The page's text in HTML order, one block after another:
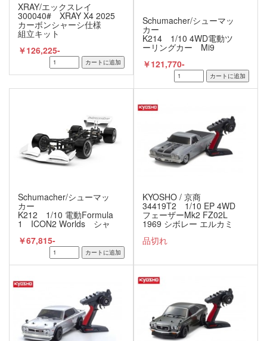
XRAY/エックスレイ
300040# XRAY X4 2025
カーボンシャーシ仕様
組立キット
￥126,225-
Schumacher/シューマッ
カー
K214 1/10 4WD電動ツ
ーリングカー Mi9
C/F（カーボンシャーシ仕
様） シャーシキット
￥121,770-
Schumacher/シューマッ
カー
K212 1/10 電動Formula
1 ICON2 Worlds シャ
￥67,815-
KYOSHO / 京商
34419T2 1/10 EP 4WD
フェーザーMk2 FZ02L
1969 シボレー エルカミ
ーノ SS 396 コルテッツ
シルバー レディセット
品切れ